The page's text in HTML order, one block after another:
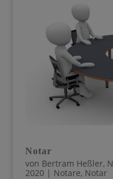
Notar
von Bertram Heßler,
2020 | Notare, Notar